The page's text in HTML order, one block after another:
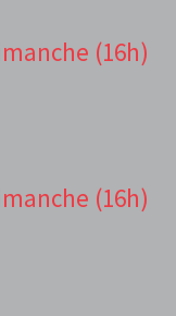
(16h)
(16h)